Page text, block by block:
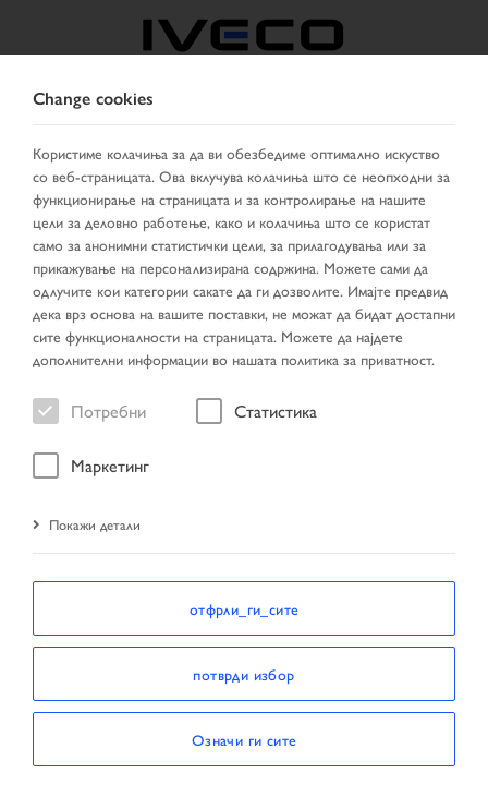
NORTH MACEDONIA
ИЗБЕРИ ДРЖАВА СМЕНИ ЈАЗИК
Toggle
navigation
MENU
возило
Прва страница
Change cookies
Користиме колачиња за да ви обезбедиме оптимално искуство
со веб-страницата. Ова вклучува колачиња што се неопходни за
функционирање на страницата и за контролирање на нашите
цели за деловно работење, како и колачиња што се користат
само за анонимни статистички цели, за прилагодувања или за
прикажување на персонализирана содржина. Можете сами да
одлучите кои категории сакате да ги дозволите. Имајте предвид
дека врз основа на вашите поставки, не можат да бидат достапни
сите функционалности на страницата. Можете да најдете
дополнителни информации во нашата политика за приватност.
Потребни Статистика
Маркетинг
Покажи детали
отфрли_ги_сите
потврди избор
Означи ги сите